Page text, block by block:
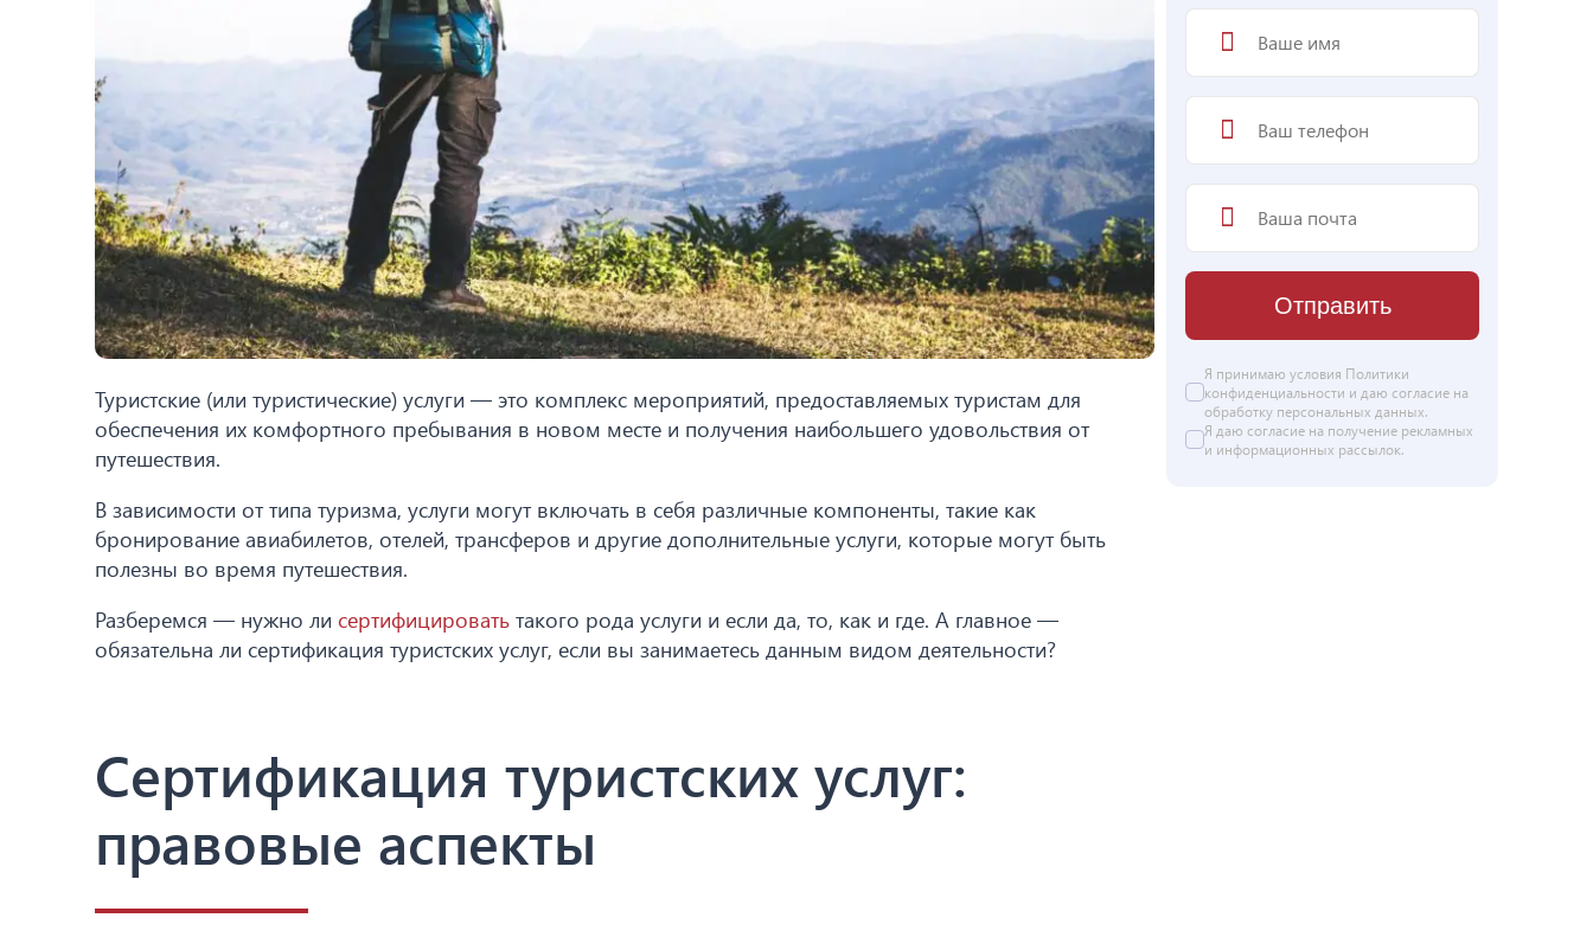
Туристские (или туристические) услуги — это комплекс мероприятий, предоставляемых туристам для
обеспечения их комфортного пребывания в новом месте и получения наибольшего удовольствия от
путешествия.
В зависимости от типа туризма, услуги могут включать в себя различные компоненты, такие как
бронирование авиабилетов, отелей, трансферов и другие дополнительные услуги, которые могут быть
полезны во время путешествия.
Разберемся — нужно ли сертифицировать такого рода услуги и если да, то, как и где. А главное —
обязательна ли сертификация туристских услуг, если вы занимаетесь данным видом деятельности?
Сертификация туристских услуг:
правовые аспекты
Отправить
Я принимаю условия Политики
конфиденциальности и даю согласие на
обработку персональных данных.
Я даю согласие на получение рекламных
и информационных рассылок.